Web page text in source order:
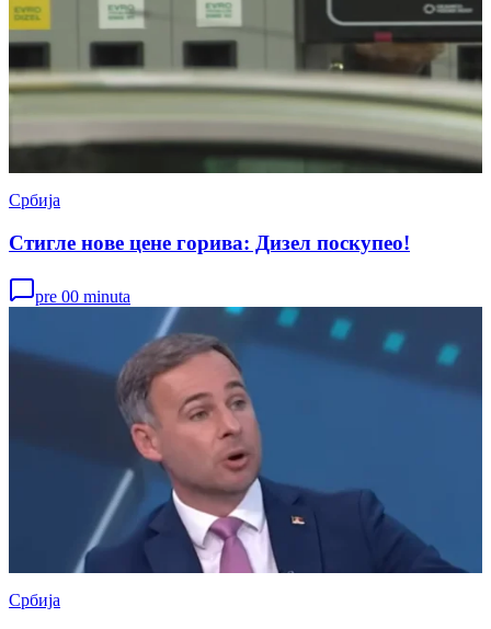
Србија
Стигле нове цене горива: Дизел поскупео!
pre 00 minuta
Србија